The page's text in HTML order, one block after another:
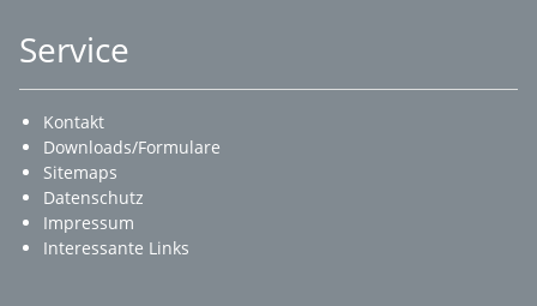
Service
Kontakt
Downloads/Formulare
Sitemaps
Datenschutz
Impressum
Interessante Links